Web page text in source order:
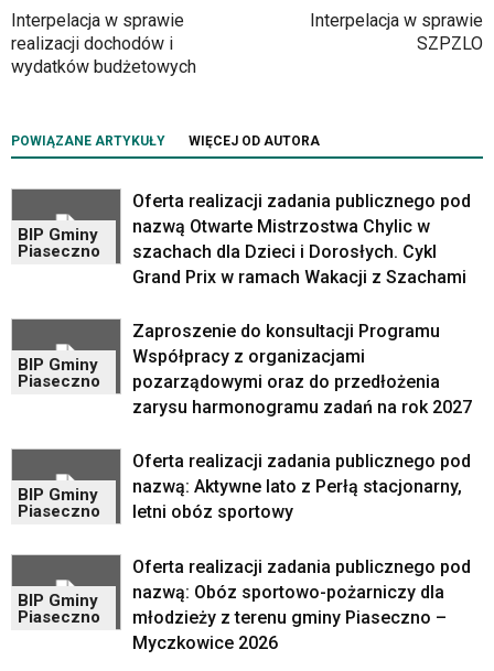
została
wyposażona
dedykowane
zatem
jest
mogą
się
używane
elementy
wideo
oraz
mapy
Interpelacja w sprawie
realizacji dochodów i
wydatków budżetowych
Interpelacja w sprawie
SZPZLO
POWIĄZANE ARTYKUŁY WIĘCEJ OD AUTORA
BIP Gminy
Piaseczno
Oferta realizacji zadania publicznego pod
nazwą Otwarte Mistrzostwa Chylic w
szachach dla Dzieci i Dorosłych. Cykl
Grand Prix w ramach Wakacji z Szachami
BIP Gminy
Piaseczno
Zaproszenie do konsultacji Programu
Współpracy z organizacjami
pozarządowymi oraz do przedłożenia
zarysu harmonogramu zadań na rok 2027
BIP Gminy
Piaseczno
Oferta realizacji zadania publicznego pod
nazwą: Aktywne lato z Perłą stacjonarny,
letni obóz sportowy
BIP Gminy
Piaseczno
Oferta realizacji zadania publicznego pod
nazwą: Obóz sportowo-pożarniczy dla
młodzieży z terenu gminy Piaseczno –
Myczkowice 2026